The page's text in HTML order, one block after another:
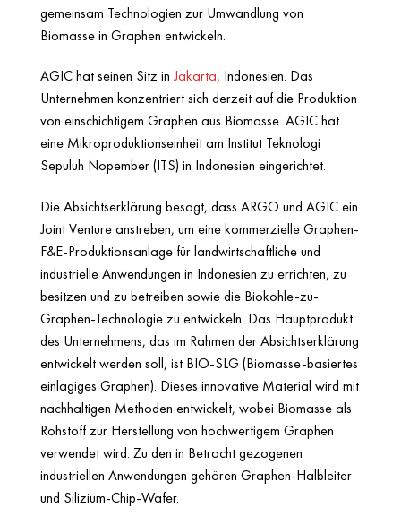
gemeinsam Technologien zur Umwandlung von
Biomasse in Graphen entwickeln.
AGIC hat seinen Sitz in Jakarta, Indonesien. Das
Unternehmen konzentriert sich derzeit auf die Produktion
von einschichtigem Graphen aus Biomasse. AGIC hat
eine Mikroproduktionseinheit am Institut Teknologi
Sepuluh Nopember (ITS) in Indonesien eingerichtet.
Die Absichtserklärung besagt, dass ARGO und AGIC ein
Joint Venture anstreben, um eine kommerzielle Graphen-
F&E-Produktionsanlage für landwirtschaftliche und
industrielle Anwendungen in Indonesien zu errichten, zu
besitzen und zu betreiben sowie die Biokohle-zu-
Graphen-Technologie zu entwickeln. Das Hauptprodukt
des Unternehmens, das im Rahmen der Absichtserklärung
entwickelt werden soll, ist BIO-SLG (Biomasse-basiertes
einlagiges Graphen). Dieses innovative Material wird mit
nachhaltigen Methoden entwickelt, wobei Biomasse als
Rohstoff zur Herstellung von hochwertigem Graphen
verwendet wird. Zu den in Betracht gezogenen
industriellen Anwendungen gehören Graphen-Halbleiter
und Silizium-Chip-Wafer.